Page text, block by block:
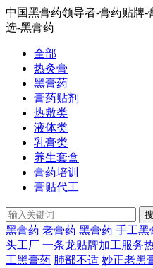
中国黑膏药领导者-膏药贴牌-
选-黑膏药
全部
热灸膏
黑膏药
膏药贴剂
热敷类
液体类
乳膏类
养生套盒
膏药培训
膏贴代工
黑膏药 老膏药 黑膏药 手工黑
头工厂 一条龙贴牌加工服务
工黑膏药 肺部不适 妙正老黑